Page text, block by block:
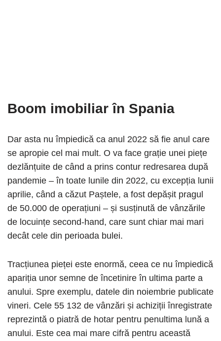
Boom imobiliar în Spania
Dar asta nu împiedică ca anul 2022 să fie anul care
se apropie cel mai mult. O va face grație unei piețe
dezlănțuite de când a prins contur redresarea după
pandemie – în toate lunile din 2022, cu excepția lunii
aprilie, când a căzut Paștele, a fost depășit pragul
de 50.000 de operațiuni – și susținută de vânzările
de locuințe second-hand, care sunt chiar mai mari
decât cele din perioada bulei.
Tracțiunea pieței este enormă, ceea ce nu împiedică
apariția unor semne de încetinire în ultima parte a
anului. Spre exemplu, datele din noiembrie publicate
vineri. Cele 55 132 de vânzări și achiziții înregistrate
reprezintă o piatră de hotar pentru penultima lună a
anului. Este cea mai mare cifră pentru această